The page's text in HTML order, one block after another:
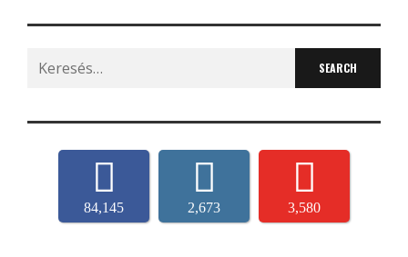
Search
for:
84,145 2,673 3,580